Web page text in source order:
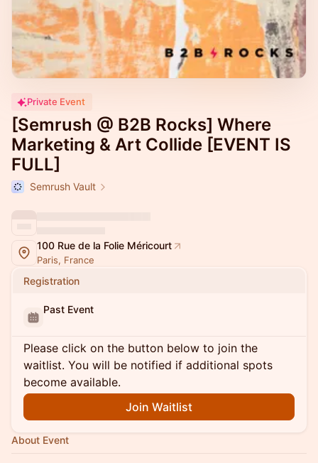
Private Event
[Semrush @ B2B Rocks] Where
Marketing & Art Collide [EVENT IS
FULL]
Semrush Vault
100 Rue de la Folie Méricourt
Paris, France
Registration
Past Event
Please click on the button below to join the
waitlist. You will be notified if additional spots
become available.
Join Waitlist
About Event